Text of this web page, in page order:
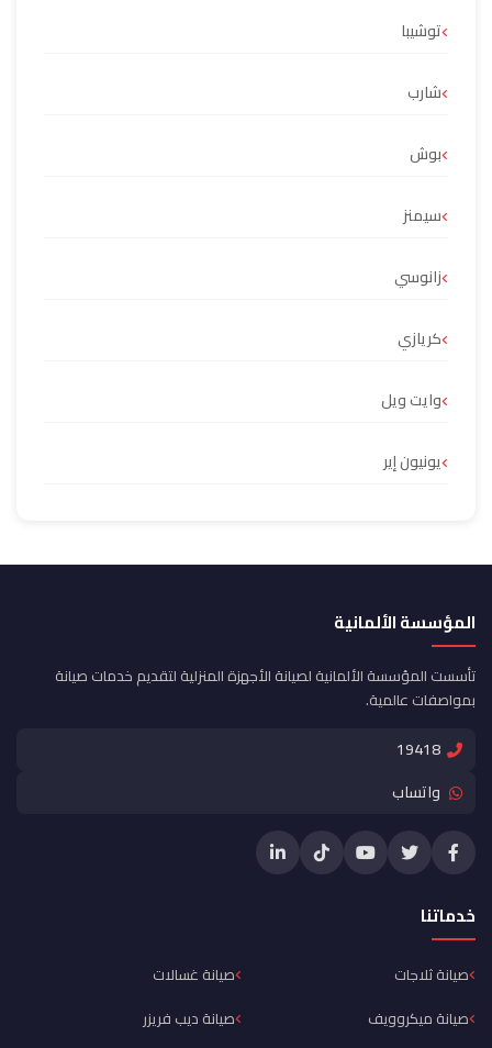
توشيبا
شارب
بوش
سيمنز
زانوسي
كريازي
وايت ويل
يونيون إير
المؤسسة الألمانية
تأسست المؤسسة الألمانية لصيانة الأجهزة المنزلية لتقديم خدمات صيانة
بمواصفات عالمية.
19418
واتساب
خدماتنا
صيانة ثلاجات
صيانة غسالات
صيانة ميكروويف
صيانة ديب فريزر